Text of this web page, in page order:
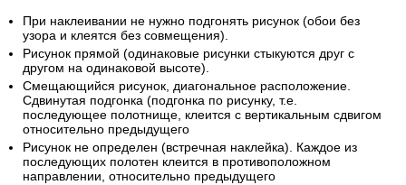
При наклеивании не нужно подгонять рисунок (обои без
узора и клеятся без совмещения).
Рисунок прямой (одинаковые рисунки стыкуются друг с
другом на одинаковой высоте).
Смещающийся рисунок, диагональное расположение.
Сдвинутая подгонка (подгонка по рисунку, т.е.
последующее полотнище, клеится с вертикальным сдвигом
относительно предыдущего
Рисунок не определен (встречная наклейка). Каждое из
последующих полотен клеится в противоположном
направлении, относительно предыдущего